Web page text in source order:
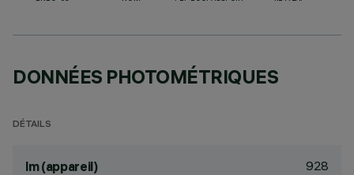
DONNÉES PHOTOMÉTRIQUES
DÉTAILS
lm (appareil) 928